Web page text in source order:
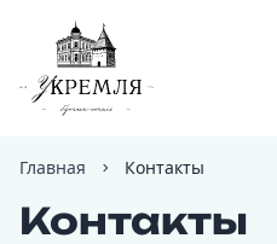
Главная Контакты
Контакты